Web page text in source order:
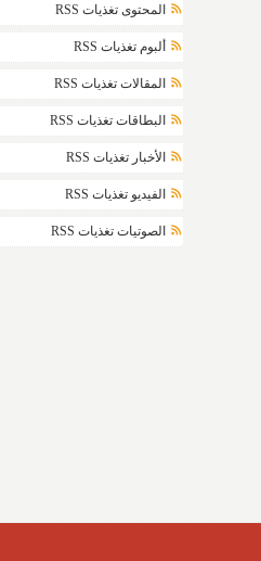
المحتوى تغذيات RSS
ألبوم تغذيات RSS
المقالات تغذيات RSS
البطاقات تغذيات RSS
الأخبار تغذيات RSS
الفيديو تغذيات RSS
الصوتيات تغذيات RSS